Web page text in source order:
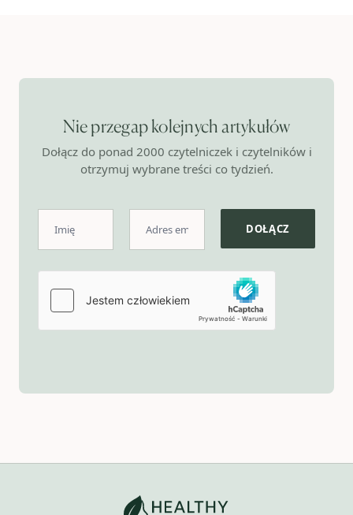
Nie przegap kolejnych artykułów
Dołącz do ponad 2000 czytelniczek i czytelników i
otrzymuj wybrane treści co tydzień.